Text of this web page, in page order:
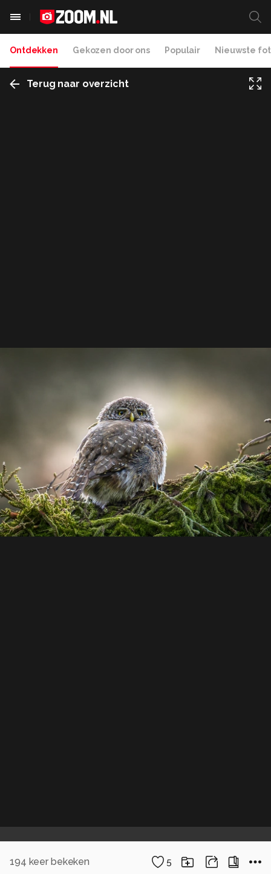
Ontdekken Gekozen door ons Populair Nieuwste
Terug naar overzicht
194 keer bekeken 5